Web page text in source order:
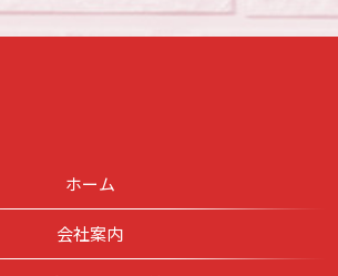
ホーム
会社案内